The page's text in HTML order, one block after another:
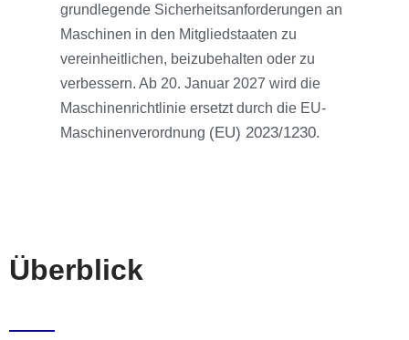
grundlegende Sicherheitsanforderungen an
Maschinen in den Mitgliedstaaten zu
vereinheitlichen, beizubehalten oder zu
verbessern. Ab 20. Januar 2027 wird die
Maschinenrichtlinie ersetzt durch die EU-
Maschinenverordnung (EU) 2023/1230.
Überblick